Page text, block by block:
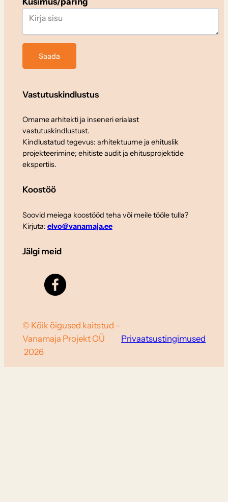
Vastutuskindlustus
Omame arhitekti ja inseneri erialast
vastutuskindlustust.
Kindlustatud tegevus: arhitektuurne ja ehituslik
projekteerimine; ehitiste audit ja ehitusprojektide
ekspertiis.
Koostöö
Soovid meiega koostööd teha või meile tööle tulla?
Kirjuta: elvo@vanamaja.ee
Jälgi meid
© Kõik õigused kaitstud –
Vanamaja Projekt OÜ
2026
Privaatsustingimused